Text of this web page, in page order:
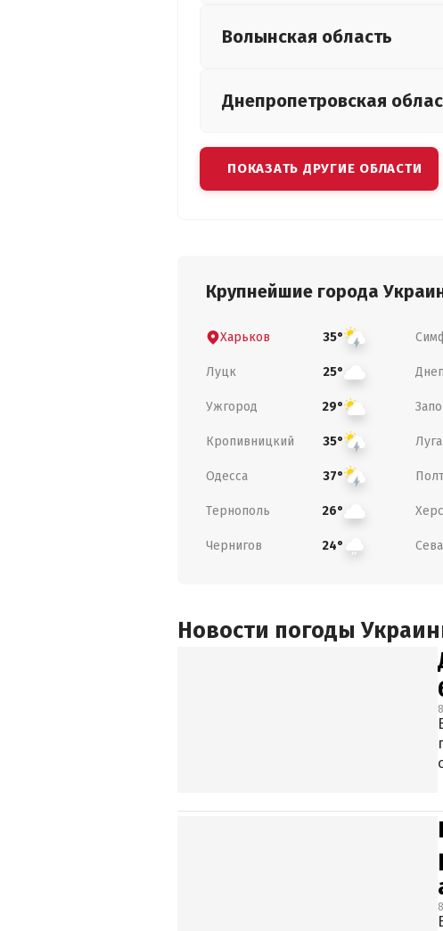
Волынская область
Днепропетровская
ПОКАЗАТЬ ДРУГИЕ ОБЛАСТИ
Крупнейшие города
Харьков 35°
Луцк 25°
Ужгород 29°
Кропивницкий 35°
Одесса 37°
Тернополь 26°
Чернигов 24°
Новости погоды